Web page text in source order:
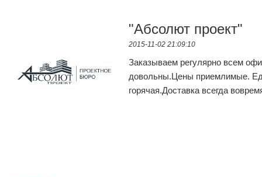
"Абсолют проект"
2015-11-02 21:09:10
Заказываем регулярно всем
довольны.Цены приемлимые.
горячая.Доставка всегда